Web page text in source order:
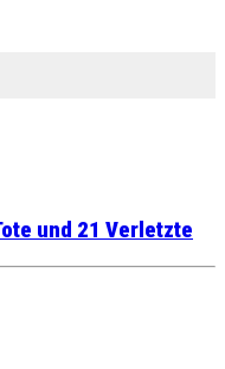
und 21 Verletzte